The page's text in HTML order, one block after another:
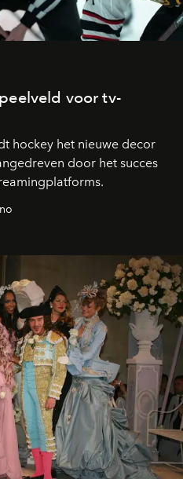
voor tv-
hockey het nieuwe decor
door het succes